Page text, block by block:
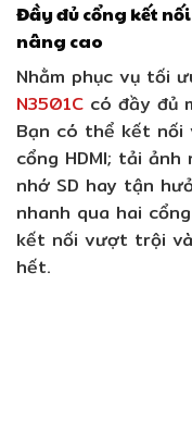
Đầy đủ cổng kết
nâng cao
Nhằm phục vụ tối
N3501C có đầy đủ
Bạn có thể kết nối
cổng HDMI; tải
nhớ SD hay tận
nhanh qua hai
kết nối vượt trội
hết.